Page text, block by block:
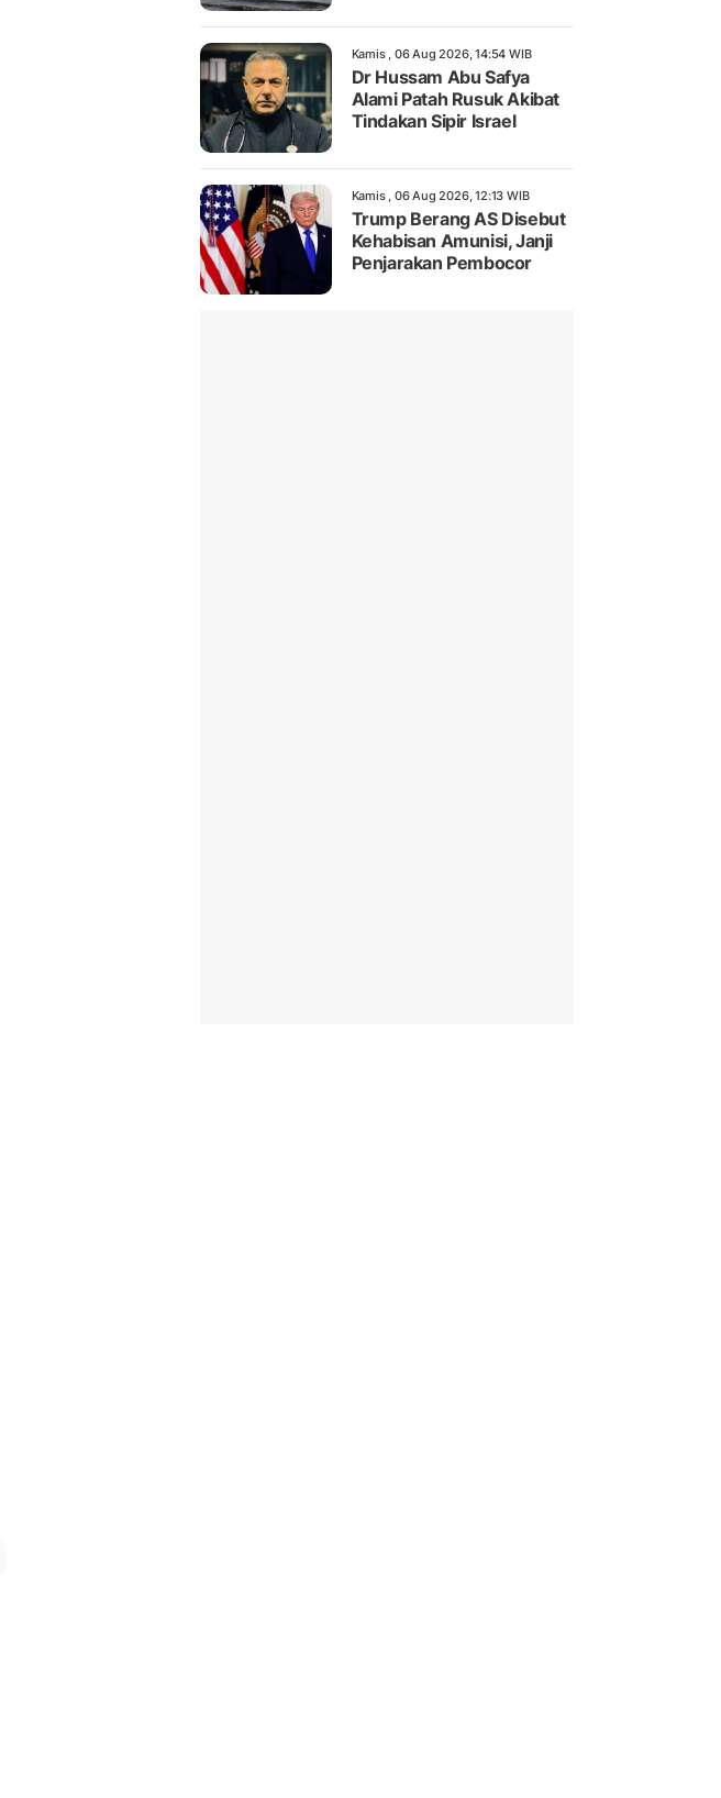
Kamis , 06 Aug 2026, 14:54 WIB
Dr Hussam Abu Safya
Alami Patah Rusuk Akibat
Tindakan Sipir Israel
Kamis , 06 Aug 2026, 12:13 WIB
Trump Berang AS Disebut
Kehabisan Amunisi, Janji
Penjarakan Pembocor